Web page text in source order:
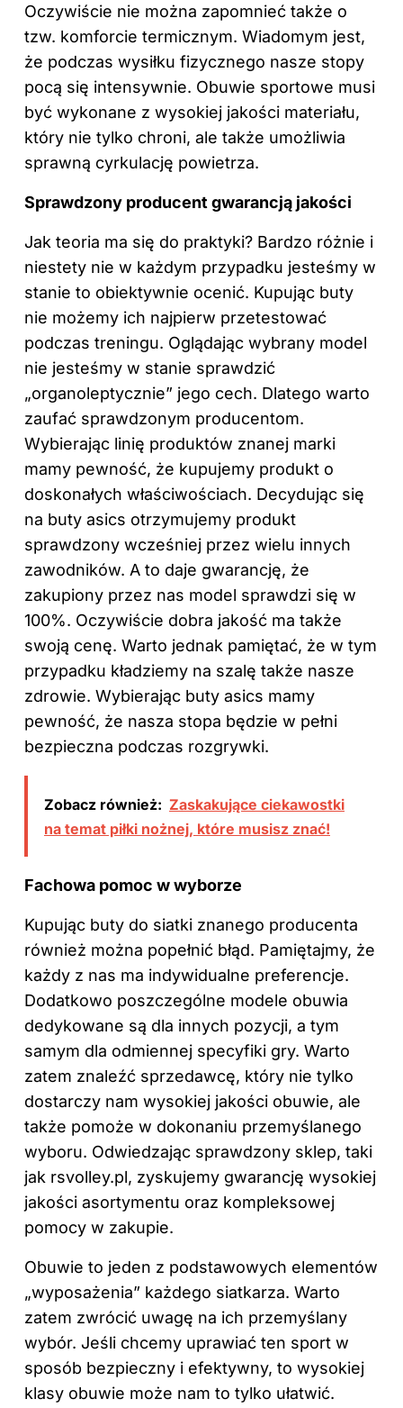
Oczywiście nie można zapomnieć także o
tzw. komforcie termicznym. Wiadomym jest,
że podczas wysiłku fizycznego nasze stopy
pocą się intensywnie. Obuwie sportowe musi
być wykonane z wysokiej jakości materiału,
który nie tylko chroni, ale także umożliwia
sprawną cyrkulację powietrza.
Sprawdzony producent gwarancją jakości
Jak teoria ma się do praktyki? Bardzo różnie i
niestety nie w każdym przypadku jesteśmy w
stanie to obiektywnie ocenić. Kupując buty
nie możemy ich najpierw przetestować
podczas treningu. Oglądając wybrany model
nie jesteśmy w stanie sprawdzić
„organoleptycznie” jego cech. Dlatego warto
zaufać sprawdzonym producentom.
Wybierając linię produktów znanej marki
mamy pewność, że kupujemy produkt o
doskonałych właściwościach. Decydując się
na buty asics otrzymujemy produkt
sprawdzony wcześniej przez wielu innych
zawodników. A to daje gwarancję, że
zakupiony przez nas model sprawdzi się w
100%. Oczywiście dobra jakość ma także
swoją cenę. Warto jednak pamiętać, że w tym
przypadku kładziemy na szalę także nasze
zdrowie. Wybierając buty asics mamy
pewność, że nasza stopa będzie w pełni
bezpieczna podczas rozgrywki.
Zobacz również: Zaskakujące ciekawostki
na temat piłki nożnej, które musisz znać!
Fachowa pomoc w wyborze
Kupując buty do siatki znanego producenta
również można popełnić błąd. Pamiętajmy, że
każdy z nas ma indywidualne preferencje.
Dodatkowo poszczególne modele obuwia
dedykowane są dla innych pozycji, a tym
samym dla odmiennej specyfiki gry. Warto
zatem znaleźć sprzedawcę, który nie tylko
dostarczy nam wysokiej jakości obuwie, ale
także pomoże w dokonaniu przemyślanego
wyboru. Odwiedzając sprawdzony sklep, taki
jak rsvolley.pl, zyskujemy gwarancję wysokiej
jakości asortymentu oraz kompleksowej
pomocy w zakupie.
Obuwie to jeden z podstawowych elementów
„wyposażenia” każdego siatkarza. Warto
zatem zwrócić uwagę na ich przemyślany
wybór. Jeśli chcemy uprawiać ten sport w
sposób bezpieczny i efektywny, to wysokiej
klasy obuwie może nam to tylko ułatwić.